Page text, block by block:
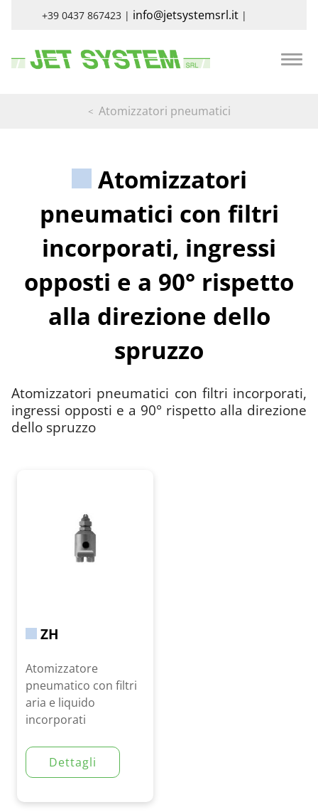
+39 0437 867423 | info@jetsystemsrl.it |
Atomizzatori pneumatici
Atomizzatori
pneumatici con filtri
incorporati, ingressi
opposti e a 90° rispetto
alla direzione dello
spruzzo
Atomizzatori pneumatici con filtri incorporati,
ingressi opposti e a 90° rispetto alla direzione
dello spruzzo
ZH
Atomizzatore
pneumatico con filtri
aria e liquido
incorporati
Dettagli